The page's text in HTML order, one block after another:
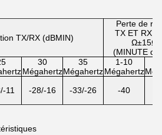
TX/RX (dBMIN)
Perte de
TX ET
Ω±15Ω
(MINUTE de
30
Mégahertz
35
Mégahertz
1-10
Mégahertz
11 -28/-16 -33/-26 -40